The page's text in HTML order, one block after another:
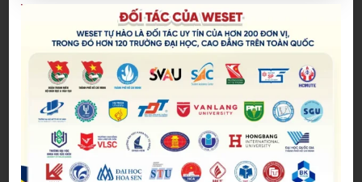
Khóa học tiếng Anh giao tiếp WE TALK của
WESET English Center được thiết kế theo lộ
trình từ cơ bản đến nâng cao, dành cho mọi
nhu cầu. Chương trình là bước đệm quan
trọng cho học viên trang bị nền tảng kỹ năng
và kiến thức cần thiết để giao tiếp bằng tiếng
Anh trở nên thuận lợi, chính xác và tự nhiên
hơn.